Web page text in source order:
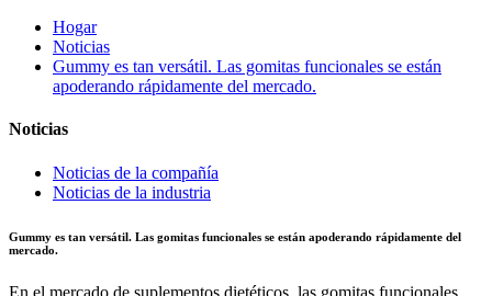
Hogar
Noticias
Gummy es tan versátil. Las gomitas funcionales se están
apoderando rápidamente del mercado.
Noticias
Noticias de la compañía
Noticias de la industria
Gummy es tan versátil. Las gomitas funcionales se están apoderando rápidamente del
mercado.